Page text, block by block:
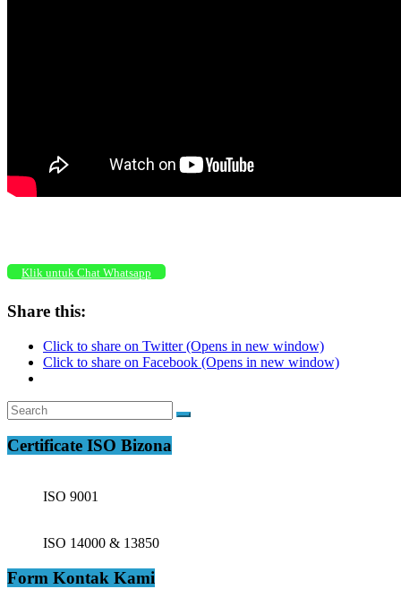
Klik untuk Chat Whatsapp
Share this:
Click to share on Twitter (Opens in new window)
Click to share on Facebook (Opens in new window)
Certificate ISO Bizona
ISO 9001
ISO 14000 & 13850
Form Kontak Kami